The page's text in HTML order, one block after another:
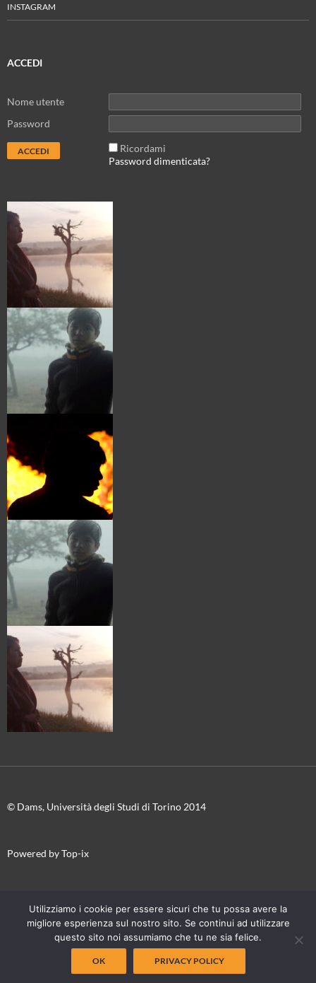
INSTAGRAM
ACCEDI
Nome utente
Password
Ricordami
Password dimenticata?
© Dams, Università degli Studi di Torino 2014
Powered by Top-ix
Cinema
Proudly powered by WordPress
Utilizziamo i cookie per essere sicuri che tu possa avere la
migliore esperienza sul nostro sito. Se continui ad utilizzare
questo sito noi assumiamo che tu ne sia felice.
OK PRIVACY POLICY